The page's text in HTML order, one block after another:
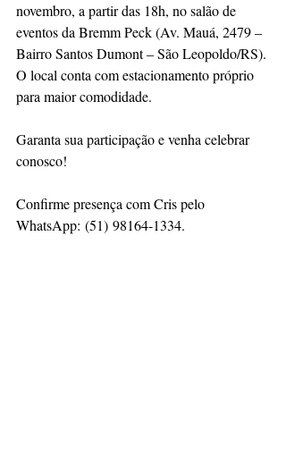
novembro, a partir das 18h, no salão de
eventos da Bremm Peck (Av. Mauá, 2479 –
Bairro Santos Dumont – São Leopoldo/RS).
O local conta com estacionamento próprio
para maior comodidade.
Garanta sua participação e venha celebrar
conosco!
Confirme presença com Cris pelo
WhatsApp: (51) 98164-1334.